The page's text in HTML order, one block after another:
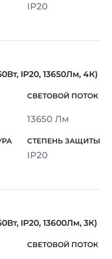
IP20
IP20, 13650Лм, 4К)
13650 Лм
IP20
IP20, 13600Лм, 3К)